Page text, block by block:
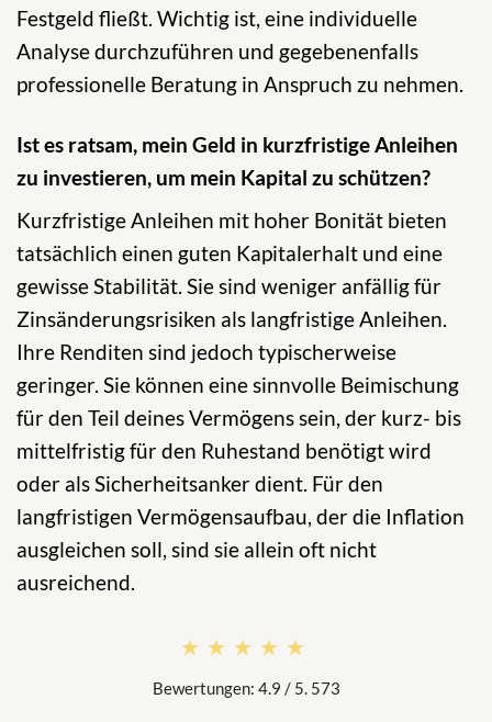
Festgeld fließt. Wichtig ist, eine individuelle
Analyse durchzuführen und gegebenenfalls
professionelle Beratung in Anspruch zu nehmen.
Ist es ratsam, mein Geld in kurzfristige Anleihen
zu investieren, um mein Kapital zu schützen?
Kurzfristige Anleihen mit hoher Bonität bieten
tatsächlich einen guten Kapitalerhalt und eine
gewisse Stabilität. Sie sind weniger anfällig für
Zinsänderungsrisiken als langfristige Anleihen.
Ihre Renditen sind jedoch typischerweise
geringer. Sie können eine sinnvolle Beimischung
für den Teil deines Vermögens sein, der kurz- bis
mittelfristig für den Ruhestand benötigt wird
oder als Sicherheitsanker dient. Für den
langfristigen Vermögensaufbau, der die Inflation
ausgleichen soll, sind sie allein oft nicht
ausreichend.
★★★★★
★★★★★
Bewertungen: 4.9 / 5. 573